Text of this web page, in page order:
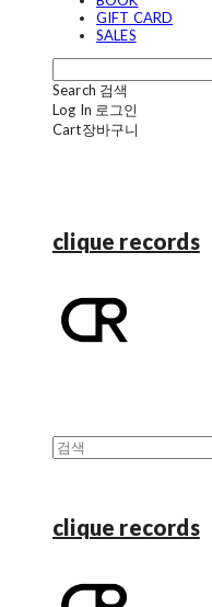
GIFT CARD
SALES
Search 검색
Log In 로그인
Cart장바구니
clique records
clique records